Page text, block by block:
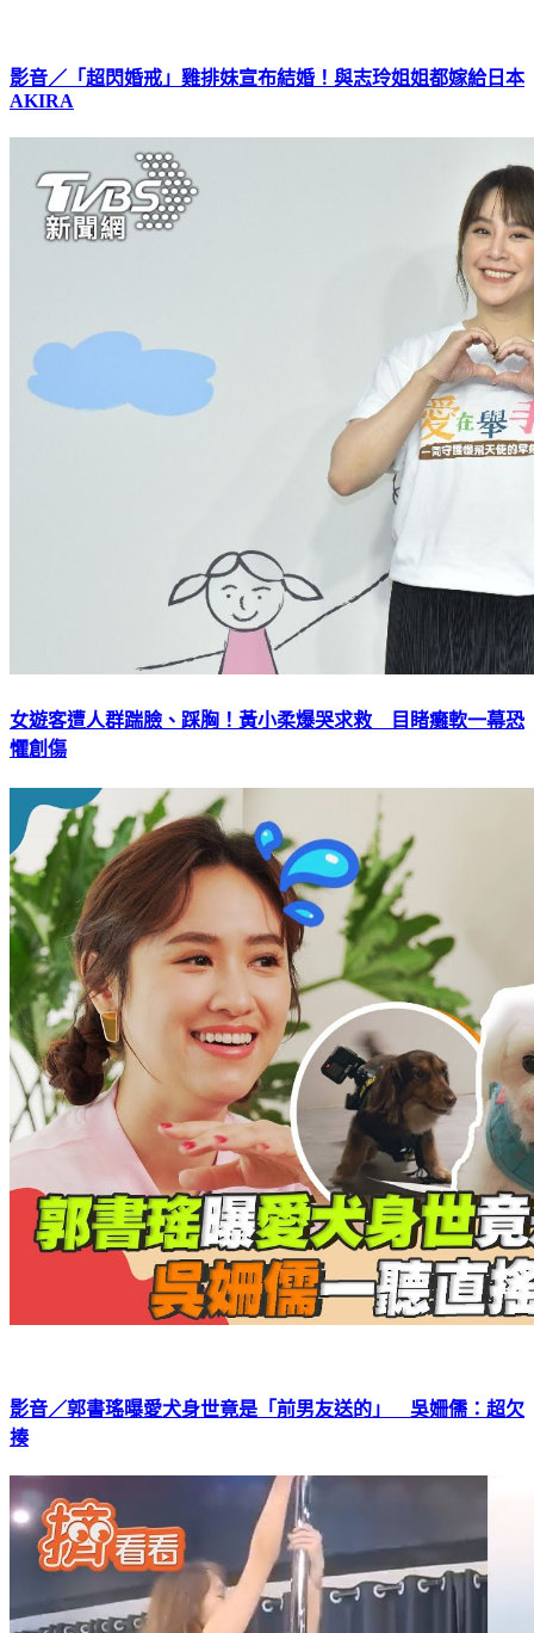
影音／「超閃婚戒」雞排妹宣布結婚！與志玲姐姐都嫁給日本
AKIRA
女遊客遭人群踹臉、踩胸！黃小柔爆哭求救 目睹癱軟一幕恐
懼創傷
影音／郭書瑤曝愛犬身世竟是「前男友送的」 吳姍儒：超欠
揍